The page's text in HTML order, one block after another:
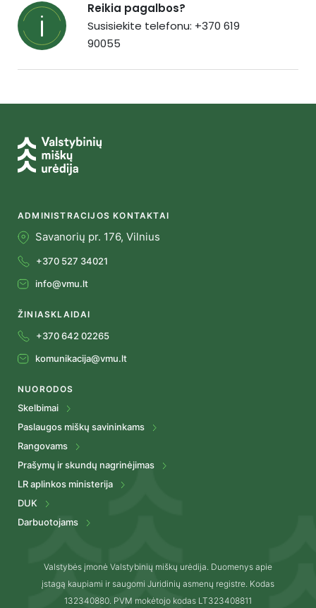
Reikia pagalbos?
Susisiekite telefonu: +370 619
90055
ADMINISTRACIJOS KONTAKTAI
Savanorių pr. 176, Vilnius
+370 527 34021
info@vmu.lt
ŽINIASKLAIDAI
+370 642 02265
komunikacija@vmu.lt
NUORODOS
Skelbimai
Paslaugos miškų savininkams
Rangovams
Prašymų ir skundų nagrinėjimas
LR aplinkos ministerija
DUK
Darbuotojams
Valstybės įmonė Valstybinių miškų urėdija. Duomenys apie
įstagą kaupiami ir saugomi Juridinių asmenų registre. Kodas
132340880. PVM mokėtojo kodas LT323408811